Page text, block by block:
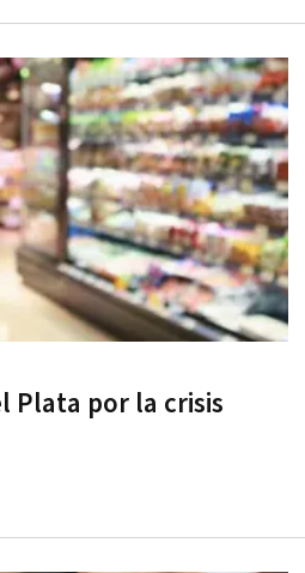
Plata por la crisis